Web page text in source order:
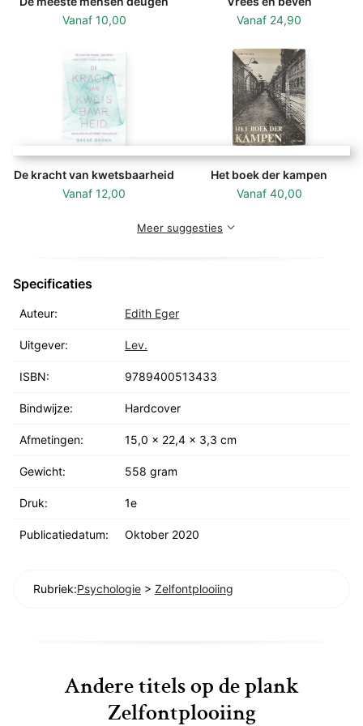
Vanaf 10,00
Vanaf 24,90
De kracht van kwetsbaarheid
Vanaf 12,00
Het boek der kampen
Vanaf 40,00
Meer suggesties
Specificaties
Auteur: Edith Eger
Uitgever: Lev.
ISBN: 9789400513433
Bindwijze: Hardcover
Afmetingen: 15,0 x 22,4 x 3,3 cm
Gewicht: 558 gram
Druk: 1e
Publicatiedatum: Oktober 2020
Rubriek:Psychologie > Zelfontplooiing
Andere titels op de plank
Zelfontplooiing